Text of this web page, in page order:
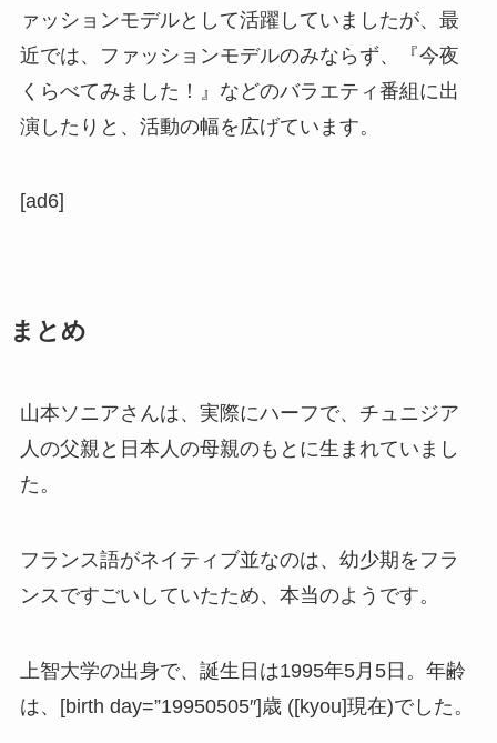
ァッションモデルとして活躍していましたが、最
近では、ファッションモデルのみならず、『今夜
くらべてみました！』などのバラエティ番組に出
演したりと、活動の幅を広げています。
[ad6]
まとめ
山本ソニアさんは、実際にハーフで、チュニジア
人の父親と日本人の母親のもとに生まれていまし
た。
フランス語がネイティブ並なのは、幼少期をフラ
ンスですごいしていたため、本当のようです。
上智大学の出身で、誕生日は1995年5月5日。年齢
は、[birth day=”19950505″]歳 ([kyou]現在)でした。